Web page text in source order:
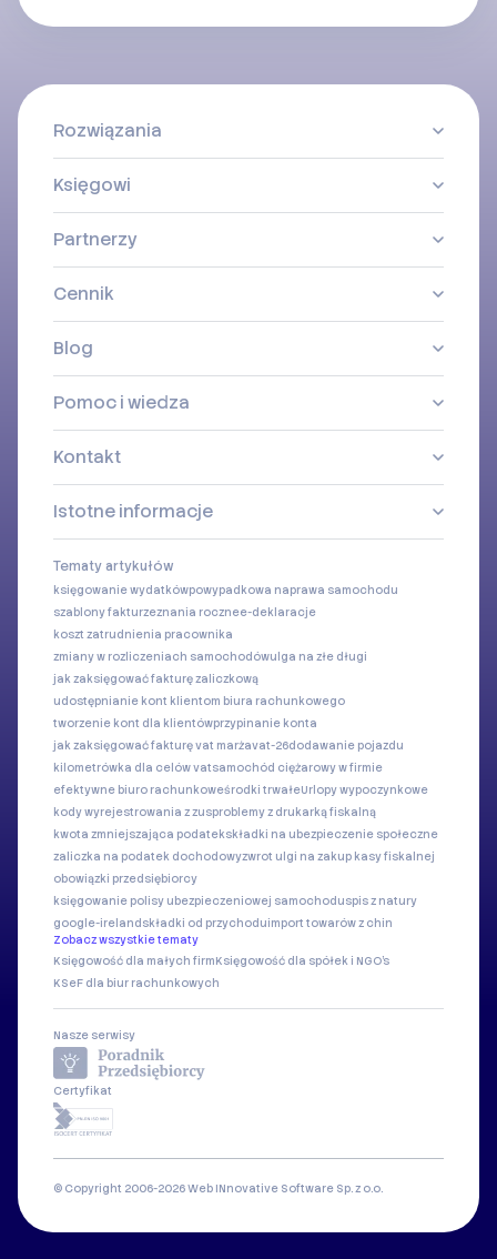
Rozwiązania
Księgowi
Partnerzy
Cennik
Blog
Pomoc i wiedza
Kontakt
Istotne informacje
Tematy artykułów
księgowanie wydatkówpowypadkowa naprawa samochodu
szablony fakturzeznania rocznee-deklaracje
koszt zatrudnienia pracownika
zmiany w rozliczeniach samochodówulga na złe długi
jak zaksięgować fakturę zaliczkową
udostępnianie kont klientom biura rachunkowego
tworzenie kont dla klientówprzypinanie konta
jak zaksięgować fakturę vat marżavat-26dodawanie pojazdu
kilometrówka dla celów vatsamochód ciężarowy w firmie
efektywne biuro rachunkoweśrodki trwałeUrlopy wypoczynkowe
kody wyrejestrowania z zusproblemy z drukarką fiskalną
kwota zmniejszająca podatekskładki na ubezpieczenie społeczne
zaliczka na podatek dochodowyzwrot ulgi na zakup kasy fiskalnej
obowiązki przedsiębiorcy
księgowanie polisy ubezpieczeniowej samochoduspis z natury
google-ireland składki od przychoduimport towarów z chin
Zobacz wszystkie tematy
Księgowość dla małych firmKsięgowość dla spółek i NGO's
KSeF dla biur rachunkowych
Nasze serwisy
Certyfikat
© Copyright 2006-2026 Web INnovative Software Sp. z o.o.